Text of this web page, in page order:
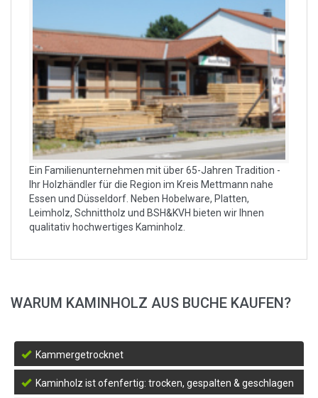
Ein Familienunternehmen mit über 65-Jahren Tradition -
Ihr Holzhändler für die Region im Kreis Mettmann nahe
Essen und Düsseldorf. Neben Hobelware, Platten,
Leimholz, Schnittholz und BSH&KVH bieten wir Ihnen
qualitativ hochwertiges Kaminholz.
WARUM KAMINHOLZ AUS BUCHE KAUFEN?
Kammergetrocknet
Kaminholz ist ofenfertig: trocken, gespalten & geschlagen